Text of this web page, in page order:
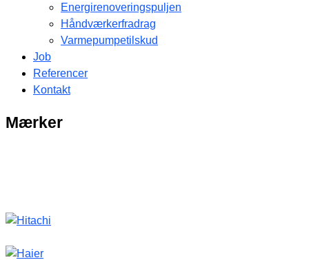
Energirenoveringspuljen
Håndværkerfradrag
Varmepumpetilskud
Job
Referencer
Kontakt
Mærker